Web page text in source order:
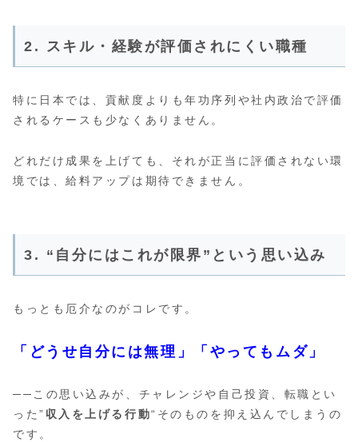
2. スキル・経験が評価されにくい職種
特に日本では、貢献度よりも年功序列や社内政治で評価
されるケースも少なくありません。
どれだけ成果を上げても、それが正当に評価されない環
境では、給料アップは期待できません。
3. “自分にはこれが限界”という思い込み
もっとも厄介なのがコレです。
「どうせ自分には無理」「やってもムダ」
──この思い込みが、チャレンジや自己投資、転職とい
った” 収入を上げる行動“そのものを抑え込んでしまうの
です。